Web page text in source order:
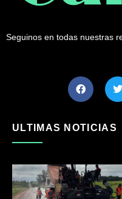
Seguinos en todas nuestras
ULTIMAS NOTICIAS